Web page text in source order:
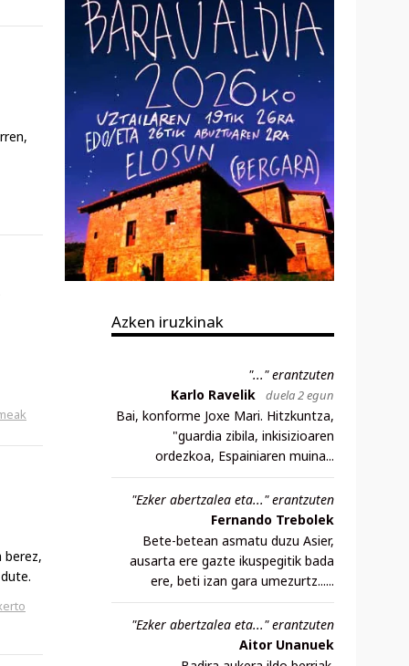
Azken iruzkinak
"..." erantzuten
Karlo Ravelik
duela 2 egun
Bai, konforme Joxe Mari. Hitzkuntza,
"guardia zibila, inkisizioaren
ordezkoa, Espainiaren muina...
"Ezker abertzalea eta..." erantzuten
Fernando Trebolek
Bete-betean asmatu duzu Asier,
ausarta ere gazte ikuspegitik bada
ere, beti izan gara umezurtz......
"Ezker abertzalea eta..." erantzuten
Aitor Unanuek